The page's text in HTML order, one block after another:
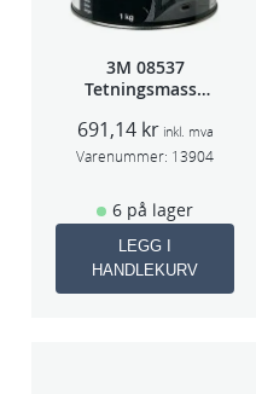
3M 08537
Tetningsmasse
691,14 kr inkl. mva
Varenummer: 13904
6 på lager
LEGG I
HANDLEKURV